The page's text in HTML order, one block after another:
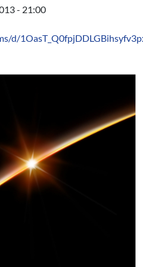
- 21:00
d/